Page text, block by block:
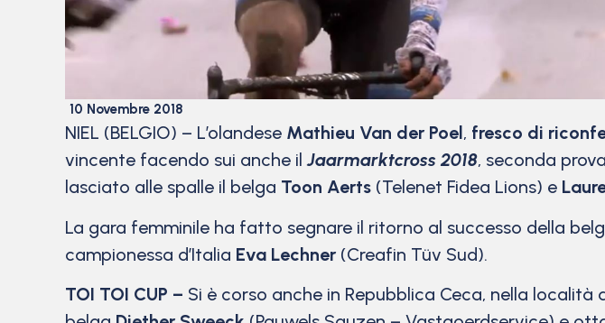
10 Novembre 2018
NIEL (BELGIO) – L’olandese Mathieu Van der Poel , fresco di
vincente facendo sui anche ilJaarmarktcross 2018, seconda
lasciato alle spalle il belga Toon Aerts (Telenet Fidea Lions) e
La gara femminile ha fatto segnare il ritorno al successo della
campionessa d’Italia Eva Lechner (Creafin Tüv Sud).
TOI TOI CUP – Si è corso anche in Repubblica Ceca, nella località